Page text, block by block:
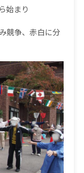
始まり
競争、赤白に分